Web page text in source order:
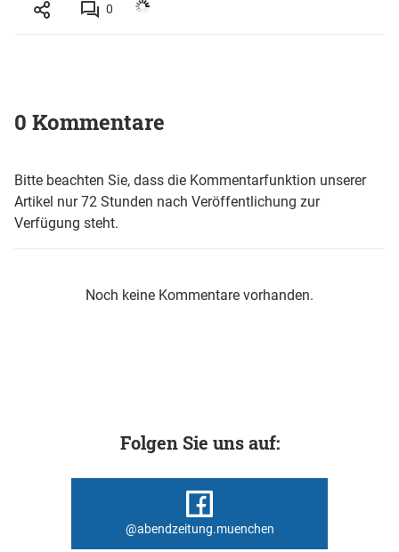
0
0 Kommentare
Bitte beachten Sie, dass die Kommentarfunktion unserer
Artikel nur 72 Stunden nach Veröffentlichung zur
Verfügung steht.
Noch keine Kommentare vorhanden.
Folgen Sie uns auf:
@abendzeitung.muenchen